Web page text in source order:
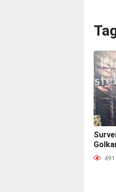
491